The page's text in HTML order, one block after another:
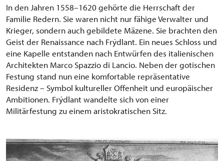
In den Jahren 1558–1620 gehörte die Herrschaft der
Familie Redern. Sie waren nicht nur fähige Verwalter und
Krieger, sondern auch gebildete Mäzene. Sie brachten den
Geist der Renaissance nach Frýdlant. Ein neues Schloss und
eine Kapelle entstanden nach Entwürfen des italienischen
Architekten Marco Spazzio di Lancio. Neben der gotischen
Festung stand nun eine komfortable repräsentative
Residenz – Symbol kultureller Offenheit und europäischer
Ambitionen. Frýdlant wandelte sich von einer
Militärfestung zu einem aristokratischen Sitz.